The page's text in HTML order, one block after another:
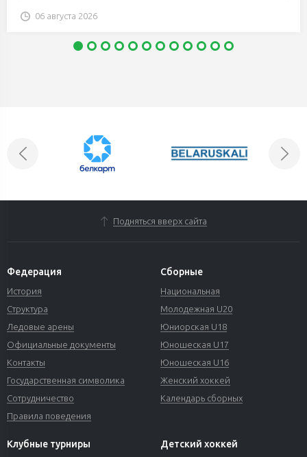
06 августа 2026
Подняться вверх сайта
Федерация
История
Структура
Ледовые арены
Официальные документы
Контакты
Государственная символика
Сотрудничество
Правила поведения
Сборные
Национальная
Молодежная U20
Юниорская U18
Юношеская U17
Юношеская U16
Женский хоккей
Календарь сборных
Клубные турниры Детский хоккей